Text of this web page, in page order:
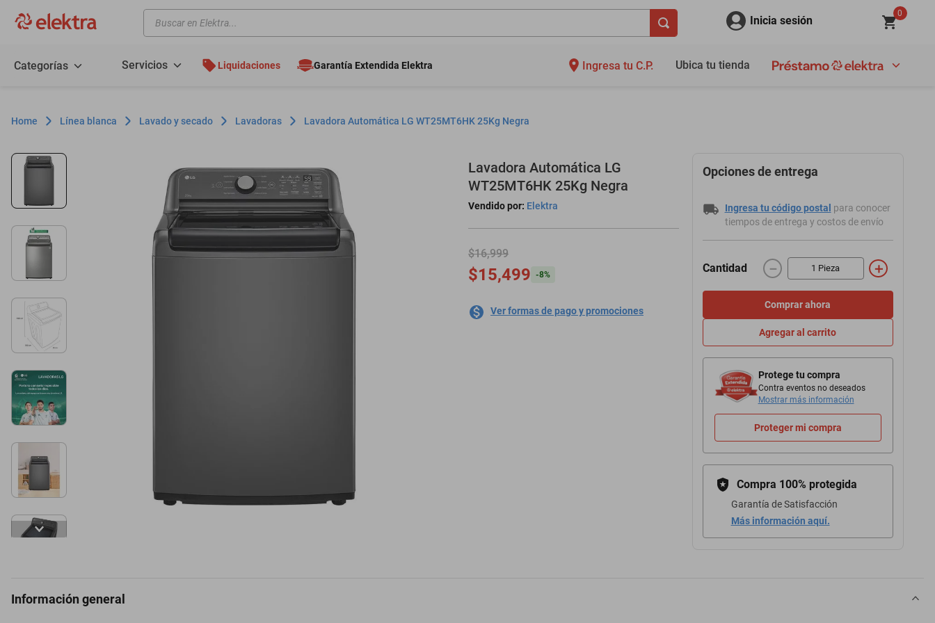
Buscar en Elektra... Inicia sesión
0
Categorías Servicios Liquidaciones Garantía Extendida Elektra Ingresa tu C.P. Ubica tu tienda
Línea blanca Lavado y secado Lavadoras Lavadora Automática LG WT25MT6HK 25Kg Negra
Lavadora Automática LG
WT25MT6HK 25Kg Negra
Vendido por: Elektra
$16,999
$15,499 -8%
Ver formas de pago y promociones
Opciones de entrega
Ingresa tu código postal para conocer
tiempos de entrega y costos de envío
Cantidad ＋
－
Comprar ahora
Agregar al carrito
Protege tu compra
Contra eventos no deseados
Mostrar más información
Proteger mi compra
Compra 100% protegida
Garantía de Satisfacción
Más información aquí.
Información general
motos
colchones
salas
motoneta